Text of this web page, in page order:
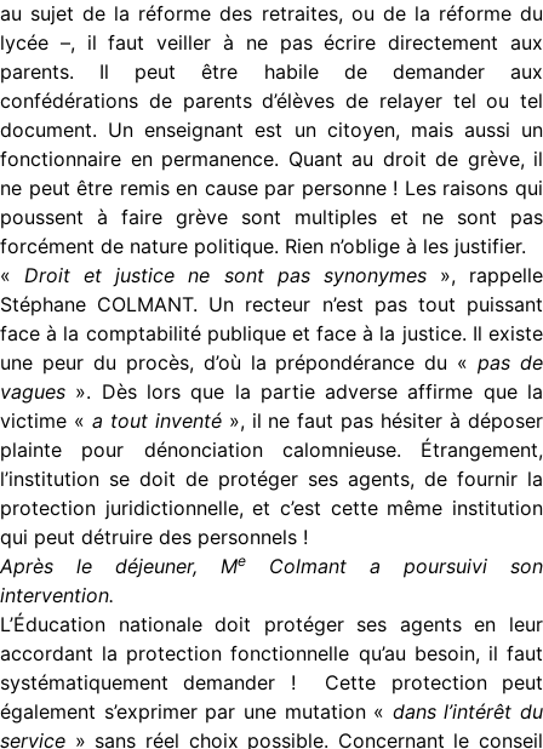
au sujet de la réforme des retraites, ou de la réforme du
lycée –, il faut veiller à ne pas écrire directement aux
parents. Il peut être habile de demander aux
confédérations de parents d’élèves de relayer tel ou tel
document. Un enseignant est un citoyen, mais aussi un
fonctionnaire en permanence. Quant au droit de grève, il
ne peut être remis en cause par personne ! Les raisons qui
poussent à faire grève sont multiples et ne sont pas
forcément de nature politique. Rien n’oblige à les justifier.
«Droit et justice ne sont pas synonymes», rappelle
Stéphane COLMANT. Un recteur n’est pas tout puissant
face à la comptabilité publique et face à la justice. Il existe
une peur du procès, d’où la prépondérance du «pas de
vagues ». Dès lors que la partie adverse affirme que la
victime « a tout inventé», il ne faut pas hésiter à déposer
plainte pour dénonciation calomnieuse. Étrangement,
l’institution se doit de protéger ses agents, de fournir la
protection juridictionnelle, et c’est cette même institution
qui peut détruire des personnels !
Après le déjeuner, Me
Colmant a poursuivi son
intervention.
L’Éducation nationale doit protéger ses agents en leur
accordant la protection fonctionnelle qu’au besoin, il faut
systématiquement demander ! Cette protection peut
également s’exprimer par une mutation « dans l’intérêt du
service » sans réel choix possible. Concernant le conseil